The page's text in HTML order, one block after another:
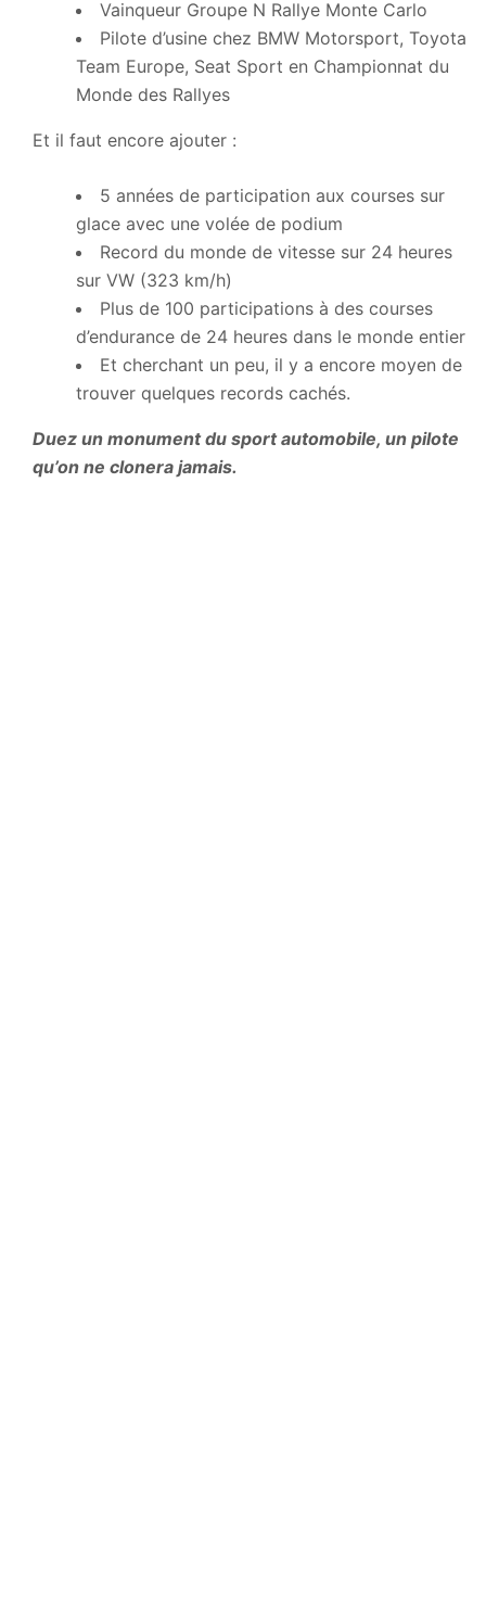
Vainqueur Groupe N Rallye Monte Carlo
Pilote d’usine chez BMW Motorsport, Toyota
Team Europe, Seat Sport en Championnat du
Monde des Rallyes
Et il faut encore ajouter :
5 années de participation aux courses sur
glace avec une volée de podium
Record du monde de vitesse sur 24 heures
sur VW (323 km/h)
Plus de 100 participations à des courses
d’endurance de 24 heures dans le monde entier
Et cherchant un peu, il y a encore moyen de
trouver quelques records cachés.
Duez un monument du sport automobile, un pilote
qu’on ne clonera jamais.